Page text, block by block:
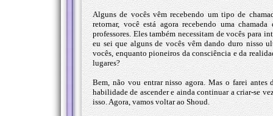
Alguns de vocês vêm recebendo um tipo de
retornar, você está agora recebendo uma
professores. Eles também necessitam de vocês para
eu sei que alguns de vocês vêm dando duro nisso
vocês, enquanto pioneiros da consciência e da
lugares?
Bem, não vou entrar nisso agora. Mas o farei
habilidade de ascender e ainda continuar a criar-se
isso. Agora, vamos voltar ao Shoud.